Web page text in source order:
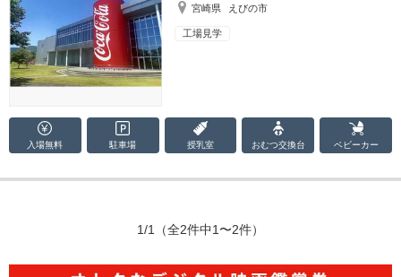
宮崎県 えびの市
工場見学
入場無料 駐車場 授乳室 おむつ交換台 ベビーカー
1/1 （全2件中1〜2件）